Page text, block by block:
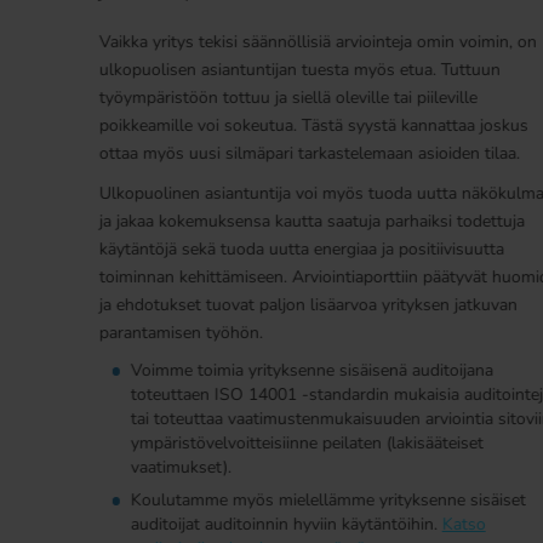
Vaikka yritys tekisi säännöllisiä arviointeja omin voimin, on
ulkopuolisen asiantuntijan tuesta myös etua. Tuttuun
työympäristöön tottuu ja siellä oleville tai piileville
poikkeamille voi sokeutua. Tästä syystä kannattaa joskus
ottaa myös uusi silmäpari tarkastelemaan asioiden tilaa.
Ulkopuolinen asiantuntija voi myös tuoda uutta näkökulmaa,
ja jakaa kokemuksensa kautta saatuja parhaiksi todettuja
käytäntöjä sekä tuoda uutta energiaa ja positiivisuutta
toiminnan kehittämiseen. Arviointiaporttiin päätyvät huomiot
ja ehdotukset tuovat paljon lisäarvoa yrityksen jatkuvan
parantamisen työhön.
Voimme toimia yrityksenne sisäisenä auditoijana
toteuttaen ISO 14001 -standardin mukaisia auditointeja
tai toteuttaa vaatimustenmukaisuuden arviointia sitoviin
ympäristövelvoitteisiinne peilaten (lakisääteiset
vaatimukset).
Koulutamme myös mielellämme yrityksenne sisäiset
auditoijat auditoinnin hyviin käytäntöihin.Katso